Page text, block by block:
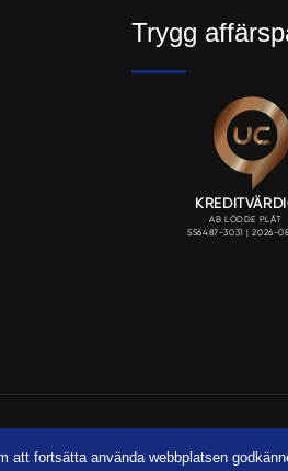
Trygg
fortsätta använda webbplatsen